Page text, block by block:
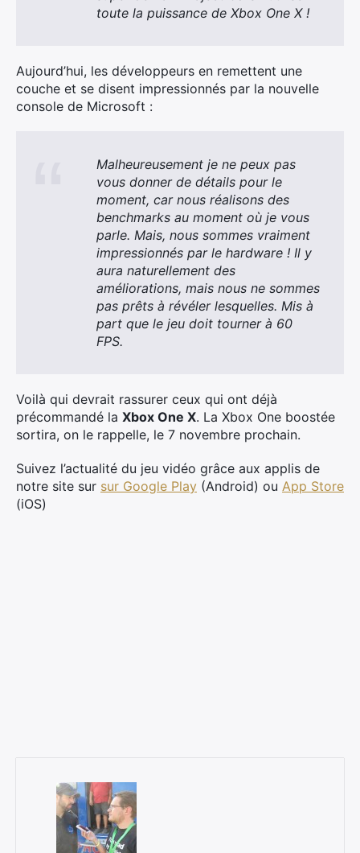
toute la puissance de Xbox One X !
Aujourd’hui, les développeurs en remettent une
couche et se disent impressionnés par la nouvelle
console de Microsoft :
Malheureusement je ne peux pas
vous donner de détails pour le
moment, car nous réalisons des
benchmarks au moment où je vous
parle. Mais, nous sommes vraiment
impressionnés par le hardware ! Il y
aura naturellement des
améliorations, mais nous ne sommes
pas prêts à révéler lesquelles. Mis à
part que le jeu doit tourner à 60
FPS.
Voilà qui devrait rassurer ceux qui ont déjà
précommandé la Xbox One X. La Xbox One boostée
sortira, on le rappelle, le 7 novembre prochain.
Suivez l’actualité du jeu vidéo grâce aux applis de
notre site sur sur Google Play (Android) ou App Store
(iOS)
Rechercher